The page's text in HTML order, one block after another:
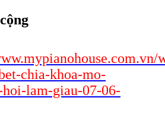
chia-khoa-mo-
hoi-lam-giau-07-06-